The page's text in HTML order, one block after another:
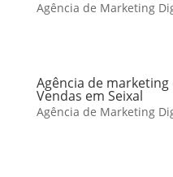
Agência de Marketing
Agência de
Vendas em Seixal
Agência de Marketing